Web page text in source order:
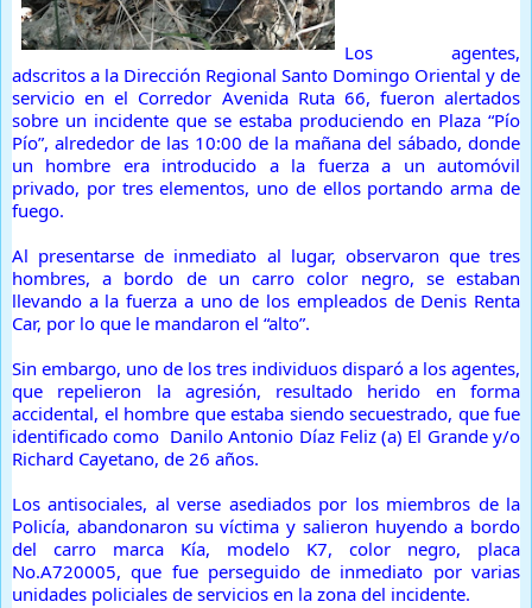
Los agentes,
adscritos a la Dirección Regional Santo Domingo Oriental y de
servicio en el Corredor Avenida Ruta 66, fueron alertados
sobre un incidente que se estaba produciendo en Plaza “Pío
Pío”, alrededor de las 10:00 de la mañana del sábado, donde
un hombre era introducido a la fuerza a un automóvil
privado, por tres elementos, uno de ellos portando arma de
fuego.
Al presentarse de inmediato al lugar, observaron que tres
hombres, a bordo de un carro color negro, se estaban
llevando a la fuerza a uno de los empleados de Denis Renta
Car, por lo que le mandaron el “alto”.
Sin embargo, uno de los tres individuos disparó a los agentes,
que repelieron la agresión, resultado herido en forma
accidental, el hombre que estaba siendo secuestrado, que fue
identificado como Danilo Antonio Díaz Feliz (a) El Grande y/o
Richard Cayetano, de 26 años.
Los antisociales, al verse asediados por los miembros de la
Policía, abandonaron su víctima y salieron huyendo a bordo
del carro marca Kía, modelo K7, color negro, placa
No.A720005, que fue perseguido de inmediato por varias
unidades policiales de servicios en la zona del incidente.